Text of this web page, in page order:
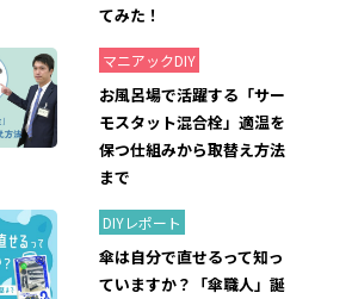
てみた！
2019.08.31
マニアックDIY
お風呂場で活躍する「サー
モスタット混合栓」適温を
保つ仕組みから取替え方法
まで
2024.06.21
DIYレポート
傘は自分で直せるって知っ
ていますか？「傘職人」誕